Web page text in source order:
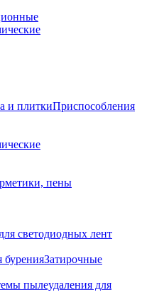
и плиткиПриспособления
пены
светодиодных лент
буренияЗатирочные
пылеудаления для